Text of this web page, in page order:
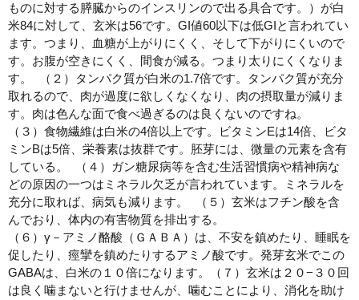
ものに対する膵臓からのインスリンので出る具合です。）が白
米84に対して、玄米は56です。GI値60以下は低GIと言われてい
ます。つまり、血糖が上がりにくく、そして下がりにくいので
す。お腹が空きにくく、間食が減る。つまり太りにくくなりま
す。 （２）タンパク質が白米の1.7倍です。タンパク質が充分
取れるので、肉が過度に欲しくなくなり、肉の摂取量が減りま
す。肉は色んな面で食べ過ぎるのは良くないのですね。
（３）食物繊維は白米の4倍以上です。ビタミンEは14倍、ビタ
ミンBは5倍、栄養素は抜群です。胚芽には、微量の元素を含有
している。 （４）ガン糖尿病等を含む生活習慣病や精神病な
どの原因の一つはミネラル欠乏が言われています。ミネラルを
充分に取れば、病気も減ります。 （５）玄米はフチン酸を含
んでおり、体内の有害物質を排出する。
（６）γ－アミノ酪酸（ＧＡＢＡ）は、不安を鎮めたり、睡眠を
促したり、痙攣を鎮めたりするアミノ酸です。発芽玄米でこの
GABAは、白米の１０倍になります。（７）玄米は２０−３０回
は良く噛まないと行けませんが、噛むことにより、消化を助け